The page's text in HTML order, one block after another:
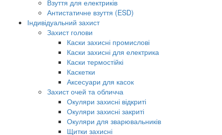
Взуття для електриків
Антистатичне взуття (ESD)
Індивідуальний захист
Захист голови
Каски захисні промислові
Каски захисні для електрика
Каски термостійкі
Каскетки
Аксесуари для касок
Захист очей та обличча
Окуляри захисні відкриті
Окуляри захисні закриті
Окуляри для зварювальників
Щитки захисні